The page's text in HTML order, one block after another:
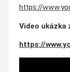
https://
Video ukázka
https://